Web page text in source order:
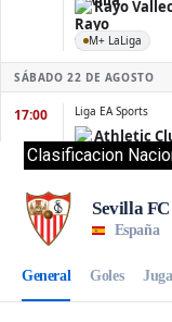
Clasificacion